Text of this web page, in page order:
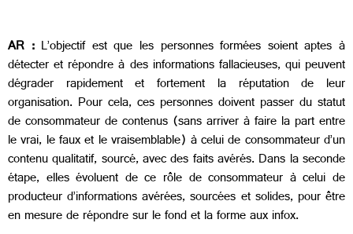
AR :L’objectif est que les personnes formées soient aptes à
détecter et répondre à des informations fallacieuses, qui peuvent
dégrader rapidement et fortement la réputation de leur
organisation. Pour cela, ces personnes doivent passer du statut
de consommateur de contenus (sans arriver à faire la part entre
le vrai, le faux et le vraisemblable) à celui de consommateur d’un
contenu qualitatif, sourcé, avec des faits avérés. Dans la seconde
étape, elles évoluent de ce rôle de consommateur à celui de
producteur d’informations avérées, sourcées et solides, pour être
en mesure de répondre sur le fond et la forme aux infox.